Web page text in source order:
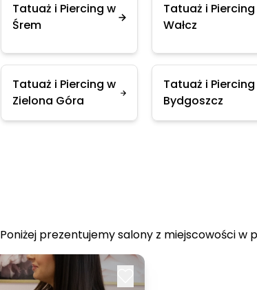
Tatuaż i Piercing w
Śrem
Tatuaż i
Wałcz
Tatuaż i Piercing w
Zielona Góra
Tatuaż i
Bydgoszcz
Poniżej prezentujemy salony z miejscowości w